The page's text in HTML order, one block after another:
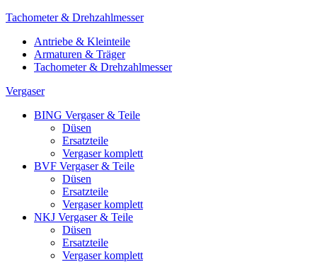
Tachometer & Drehzahlmesser
Antriebe & Kleinteile
Armaturen & Träger
Tachometer & Drehzahlmesser
Vergaser
BING Vergaser & Teile
Düsen
Ersatzteile
Vergaser komplett
BVF Vergaser & Teile
Düsen
Ersatzteile
Vergaser komplett
NKJ Vergaser & Teile
Düsen
Ersatzteile
Vergaser komplett